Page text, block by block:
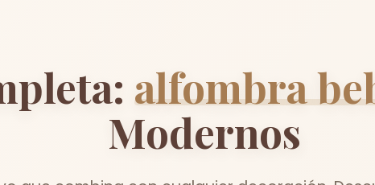
alfombra
Modernos